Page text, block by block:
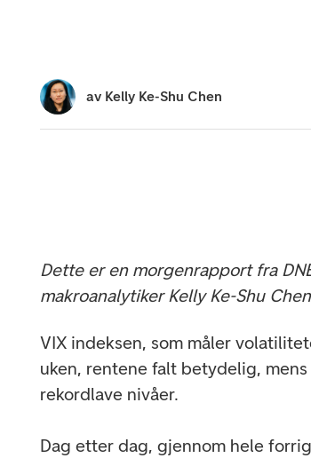
av Kelly Ke-Shu Chen
Dette er en morgenrapport fra
makroanalytiker Kelly Ke-Shu
VIX indeksen, som måler
uken, rentene falt betydelig,
rekordlave nivåer.
Dag etter dag, gjennom hele